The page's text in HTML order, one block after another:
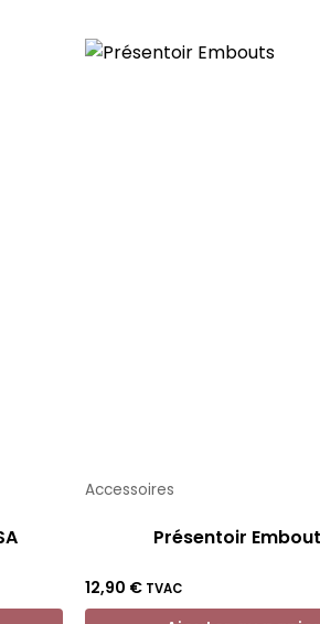
Accessoires
Présentoir
12,90 € TVAC